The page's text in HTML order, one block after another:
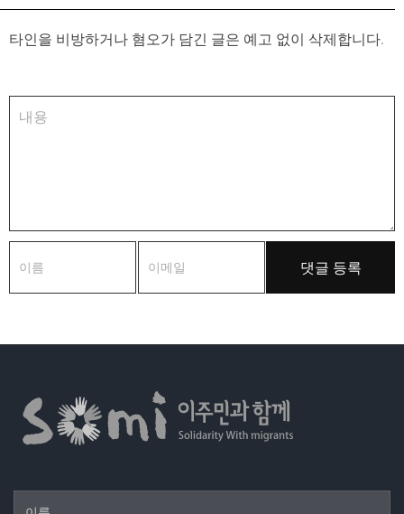
타인을 비방하거나 혐오가 담긴 글은 예고 없이 삭제합니다.